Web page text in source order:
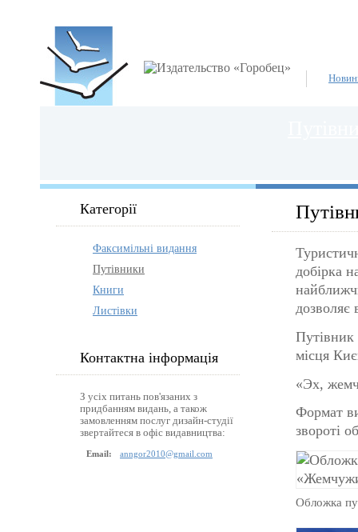
Категорії
Факсимільні видання
Путівники
Книги
Листівки
Контактна інформація
З усіх питань пов'язаних з
придбанням видань, а також
замовленням послуг дизайн-студії
звертайтеся в офіс видавництва:
Email: anngor2010@gmail.com
добірка
дозволяє
Путівник
місця
«Эх,
Формат
звороті
Обложка